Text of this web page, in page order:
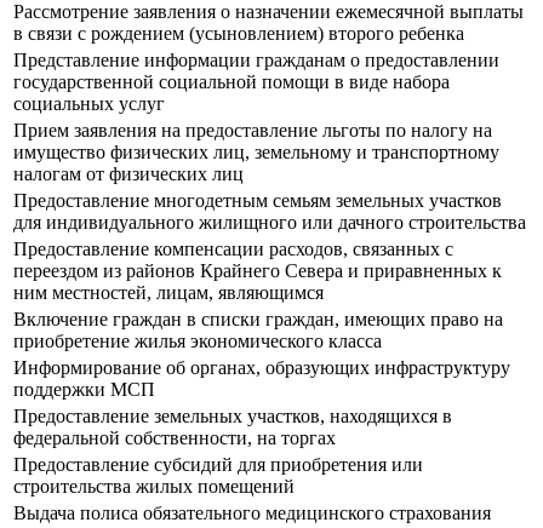
Рассмотрение заявления о назначении ежемесячной выплаты
в связи с рождением (усыновлением) второго ребенка
Представление информации гражданам о предоставлении
государственной социальной помощи в виде набора
социальных услуг
Прием заявления на предоставление льготы по налогу на
имущество физических лиц, земельному и транспортному
налогам от физических лиц
Предоставление многодетным семьям земельных участков
для индивидуального жилищного или дачного строительства
Предоставление компенсации расходов, связанных с
переездом из районов Крайнего Севера и приравненных к
ним местностей, лицам, являющимся
Включение граждан в списки граждан, имеющих право на
приобретение жилья экономического класса
Информирование об органах, образующих инфраструктуру
поддержки МСП
Предоставление земельных участков, находящихся в
федеральной собственности, на торгах
Предоставление субсидий для приобретения или
строительства жилых помещений
Выдача полиса обязательного медицинского страхования